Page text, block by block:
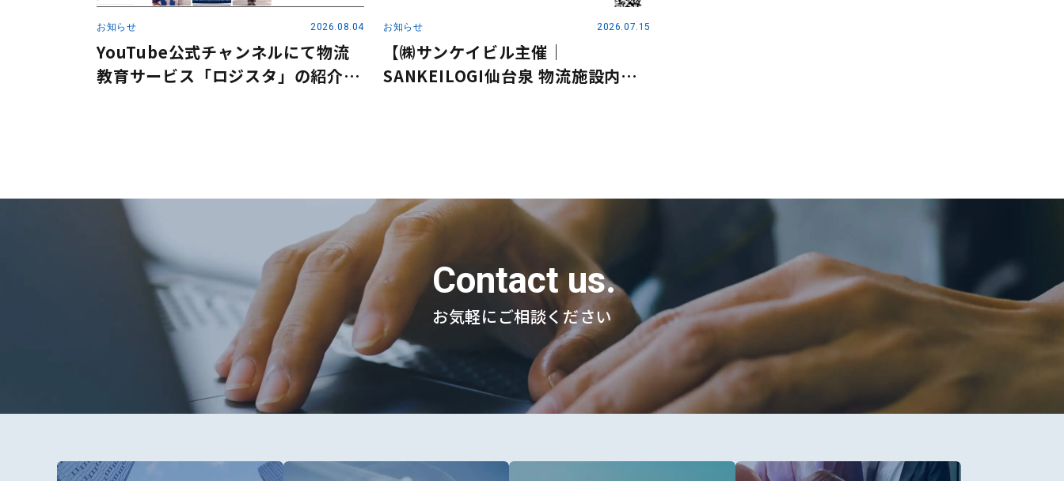
お知らせ 2026.08.04
YouTube公式チャンネルにて物流
教育サービス「ロジスタ」の紹介動
お知らせ 2026.07.15
【㈱サンケイビル主催｜
SANKEILOGI仙台泉 物流施設内覧
Contact us.
お気軽にご相談ください